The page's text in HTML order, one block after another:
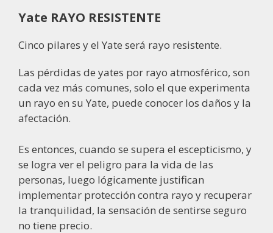
Yate RAYO RESISTENTE
Cinco pilares y el Yate será rayo resistente.
Las pérdidas de yates por rayo atmosférico, son
cada vez más comunes, solo el que experimenta
un rayo en su Yate, puede conocer los daños y la
afectación.
Es entonces, cuando se supera el escepticismo, y
se logra ver el peligro para la vida de las
personas, luego lógicamente justifican
implementar protección contra rayo y recuperar
la tranquilidad, la sensación de sentirse seguro
no tiene precio.